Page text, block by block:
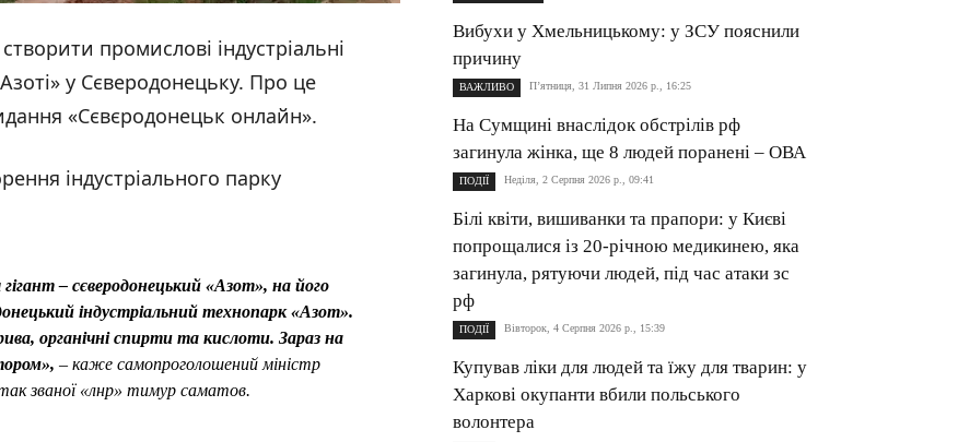
промислові індустріальні
у Сєверодонецьку. Про це
«Сєвєродонецьк онлайн».
індустріального парку
– сєверодонецький «Азот», на його
індустріальний технопарк «Азот».
органічні спирти та кислоти. Зараз на
– каже самопроголошений міністр
званої «лнр» тимур саматов.
Вибухи у Хмельницькому: у ЗСУ пояснили
причину
ВАЖЛИВО П’ятниця, 31 Липня 2026 р., 16:25
На Сумщині внаслідок обстрілів рф
загинула жінка, ще 8 людей поранені – ОВА
ПОДІЇ Неділя, 2 Серпня 2026 р., 09:41
Білі квіти, вишиванки та прапори: у Києві
попрощалися із 20-річною медикинею, яка
загинула, рятуючи людей, під час атаки зс
рф
ПОДІЇ Вівторок, 4 Серпня 2026 р., 15:39
Купував ліки для людей та їжу для тварин: у
Харкові окупанти вбили польського
волонтера